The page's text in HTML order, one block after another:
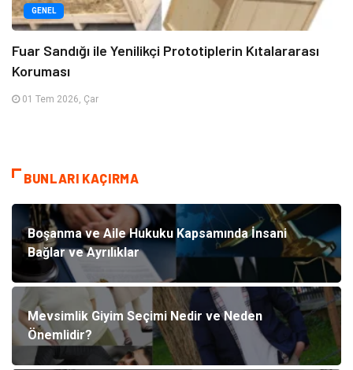
GENEL
Fuar Sandığı ile Yenilikçi Prototiplerin Kıtalararası
Koruması
01 Tem 2026, Çar
BUNLARI KAÇIRMA
Boşanma ve Aile Hukuku Kapsamında İnsani
Bağlar ve Ayrılıklar
Mevsimlik Giyim Seçimi Nedir ve Neden
Önemlidir?